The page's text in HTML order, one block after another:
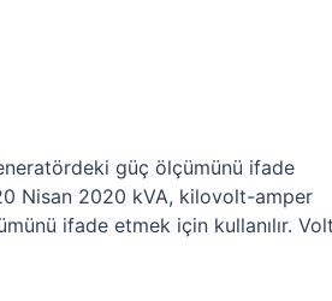
güç ölçümünü ifade
Nisan 2020 kVA, kilovolt-amper
ifade etmek için kullanılır.